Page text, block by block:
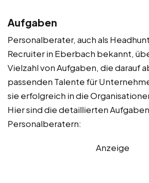
Aufgaben
Personalberater, auch als
Recruiter in Eberbach bekannt,
Vielzahl von Aufgaben, die darauf
passenden Talente für
sie erfolgreich in die
Hier sind die detaillierten
Personalberatern:
Anzeige